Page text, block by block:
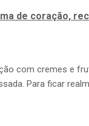
de coração,
com cremes e
Para ficar